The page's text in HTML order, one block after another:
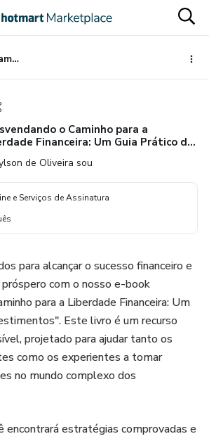
"Desvendando o Caminho para a Liberdade Financeira: Um Guia Prático de Investimentos"
o Caminho para a
Financeira: Um Guia Prático de
de Oliveira sou
e Serviços de Assinatura
para alcançar o sucesso financeiro e
com o nosso e-book
para a Liberdade Financeira: Um
Este livro é um recurso
projetado para ajudar tanto os
como os experientes a tomar
no mundo complexo dos
encontrará estratégias comprovadas e